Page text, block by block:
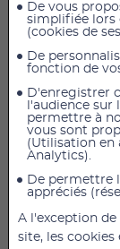
65,99 € TTC
54,99 €HT
Ceinture
Vous souffrez
soulager vos
Découvrez la
Chattanooga.
De vous
simplifiée lors
(cookies de
De
fonction de
D'enregistrer
l'audience
permettre à
vous sont
(Utilisation en
Analytics).
De permettre
appréciés
A l'exception
site, les